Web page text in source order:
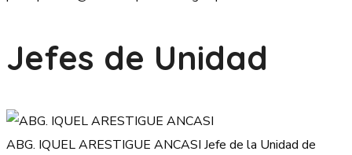
Jefes de Unidad
ABG. IQUEL ARESTIGUE ANCASI Jefe de la Unidad de